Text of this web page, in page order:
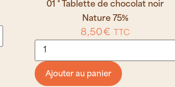
01 * Tablette de chocolat noir
Nature 75%
8,50€ TTC
Ajouter au panier